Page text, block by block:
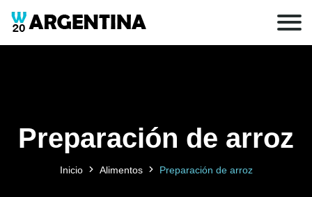
Preparación de arroz
Inicio Alimentos Preparación de arroz